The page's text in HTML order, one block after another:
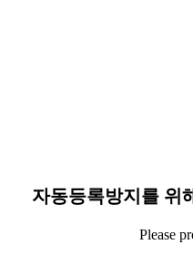
자동등록방지를 위
Please